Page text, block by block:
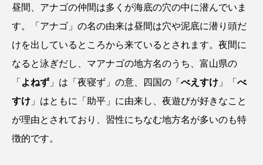
ギギ ギンザケ ギンザメ クエ
クニマス クマノミ
クモギンポ クラゲ クルマエビ
クロスジギンポ クロソイ クロダイ
クロツラヘラサギ クロマグロ グッピー
グラミー
昼間、アナゴの仲間は多くが海底の穴の中に潜んでいま
す。「アナゴ」の名の由来は昼間は穴や泥底に潜り頭だ
けを出しているところから来ているとされます。夜間に
なると泳ぎだし、マアナゴの地方名のうち、富山県の
「 よねず 」は「夜寝ず」の意、四国の「 べえすけ 」「 べ
すけ 」はともに「助平」に由来し、夜遊びが好きなこと
が理由とされており、習性にちなむ地方名が多いのも特
徴的です。